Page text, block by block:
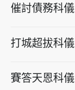
催討債務科儀
打城超拔科儀
賽答天恩科儀